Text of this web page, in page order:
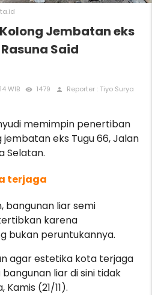
Jembatan eks
Said
WIB remove_red_eye 1479 person
Reporter : Tiyo Surya
memimpin penertiban
eks Tugu 66, Jalan
Selatan.
terjaga
bangunan liar semi
karena
bukan peruntukannya.
agar estetika kota terjaga
liar di sini tidak
(21/11).